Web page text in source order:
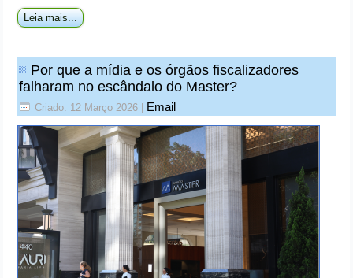
Leia mais...
Por que a mídia e os órgãos fiscalizadores
falharam no escândalo do Master?
Criado: 12 Março 2026 Email